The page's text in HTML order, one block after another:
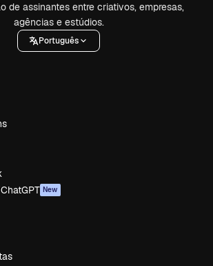
de assinantes entre criativos, empresas,
agências e estúdios.
Português
New